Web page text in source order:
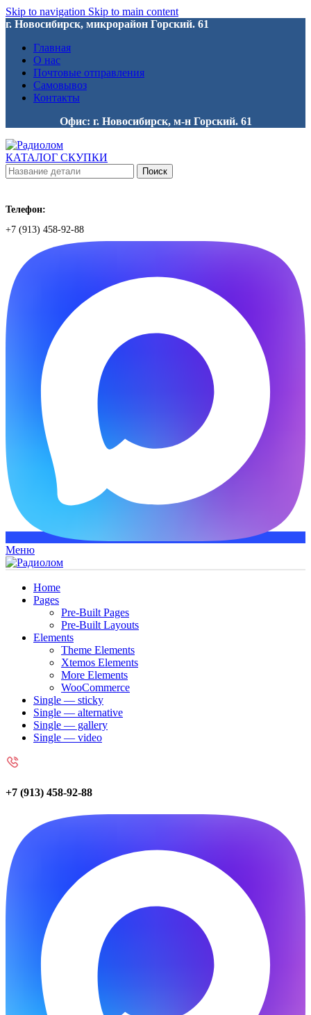
Skip to navigation Skip to main content
г. Новосибирск, микрорайон Горский. 61
Главная
О нас
Почтовые отправления
Самовывоз
Контакты
Офис: г. Новосибирск, м-н Горский. 61
КАТАЛОГ СКУПКИ
Поиск
Телефон:
+7 (913) 458-92-88
Меню
Home
Pages
Pre-Built Pages
Pre-Built Layouts
Elements
Theme Elements
Xtemos Elements
More Elements
WooCommerce
Single — sticky
Single — alternative
Single — gallery
Single — video
+7 (913) 458-92-88